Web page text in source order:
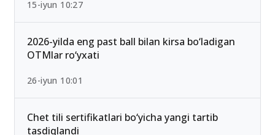
2026/2027 qabulda maksimal ball 189 Bo‘lib
qoldi — Yangi test mezonlari bilan tanishing
15-iyun 10:27
2026-yilda eng past ball bilan kirsa bo‘ladigan
OTMlar ro‘yxati
26-iyun 10:01